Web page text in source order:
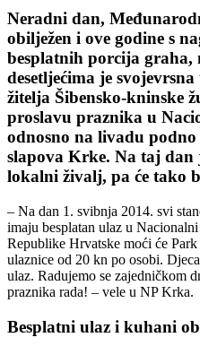
Neradni dan,
obilježen i ove godine s
besplatnih porcija graha,
desetljećima je
žitelja Šibensko-kninske
proslavu praznika u
odnosno na livadu
slapova Krke. Na taj dan
lokalni živalj, pa će tako
– Na dan 1. svibnja 2014. svi
imaju besplatan ulaz u
Republike Hrvatske moći će
ulaznice od 20 kn po osobi.
ulaz. Radujemo se zajedničkom
praznika rada! – vele u NP Krka.
Besplatni ulaz i kuhani